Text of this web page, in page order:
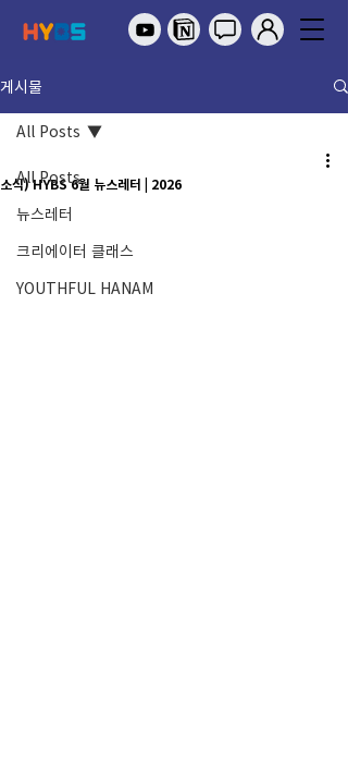
게시물
All Posts
뉴스레터
크리에이터 클래스
YOUTHFUL HANAM
All Posts
소식) HYBS 6월 뉴스레터 | 2026